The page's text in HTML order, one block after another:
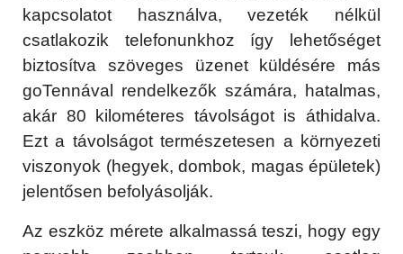
kapcsolatot használva, vezeték nélkül
csatlakozik telefonunkhoz így lehetőséget
biztosítva szöveges üzenet küldésére más
goTennával rendelkezők számára, hatalmas,
akár 80 kilométeres távolságot is áthidalva.
Ezt a távolságot természetesen a környezeti
viszonyok (hegyek, dombok, magas épületek)
jelentősen befolyásolják.
Az eszköz mérete alkalmassá teszi, hogy egy